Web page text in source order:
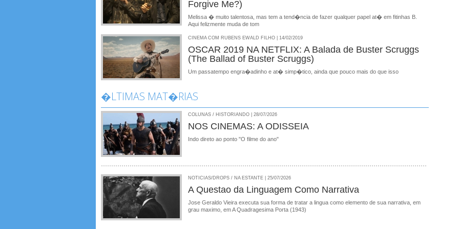
Forgive Me?)
Melissa � muito talentosa, mas tem a tend�ncia de fazer qualquer papel at� em fitinhas B.
Aqui felizmente muda de tom
CINEMA COM RUBENS EWALD FILHO | 14/02/2019
OSCAR 2019 NA NETFLIX: A Balada de Buster Scruggs
(The Ballad of Buster Scruggs)
Um passatempo engra�adinho e at� simp�tico, ainda que pouco mais do que isso
�LTIMAS MAT�RIAS
COLUNAS / HISTORIANDO | 28/07/2026
NOS CINEMAS: A ODISSEIA
Indo direto ao ponto "O filme do ano"
NOTICIAS/DROPS / NA ESTANTE | 25/07/2026
A Questao da Linguagem Como Narrativa
Jose Geraldo Vieira executa sua forma de tratar a lingua como elemento de sua narrativa, em
grau maximo, em A Quadragesima Porta (1943)